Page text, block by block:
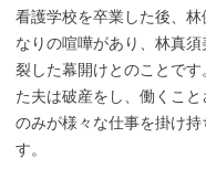
看護学校を卒業した後、
なりの喧嘩があり、林真
裂した幕開けとのことで
た夫は破産をし、働くこ
のみが様々な仕事を掛け
す。